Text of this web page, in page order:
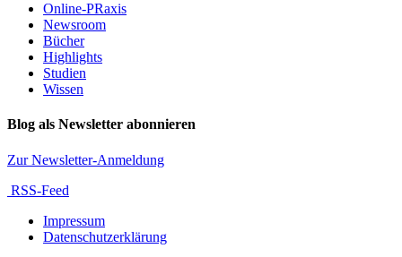
Online-PRaxis
Newsroom
Bücher
Highlights
Studien
Wissen
Blog als Newsletter abonnieren
Zur Newsletter-Anmeldung
RSS-Feed
Impressum
Datenschutzerklärung